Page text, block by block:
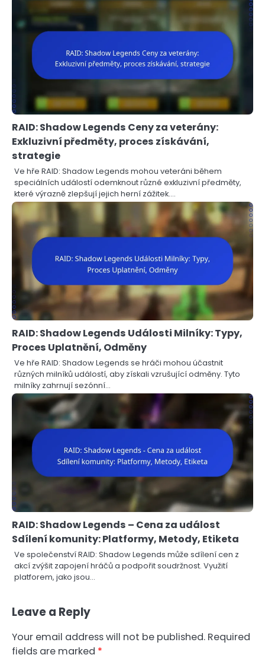
RAID: Shadow Legends Ceny za veterány:
Exkluzivní předměty, proces získávání,
strategie
Ve hře RAID: Shadow Legends mohou veteráni během
speciálních událostí odemknout různé exkluzivní předměty,
které výrazně zlepšují jejich herní zážitek.…
RAID: Shadow Legends Události Milníky: Typy,
Proces Uplatnění, Odměny
Ve hře RAID: Shadow Legends se hráči mohou účastnit
různých milníků událostí, aby získali vzrušující odměny. Tyto
milníky zahrnují sezónní…
RAID: Shadow Legends – Cena za událost
Sdílení komunity: Platformy, Metody, Etiketa
Ve společenství RAID: Shadow Legends může sdílení cen z
akcí zvýšit zapojení hráčů a podpořit soudržnost. Využití
platforem, jako jsou…
Leave a Reply
Your email address will not be published. Required
fields are marked *